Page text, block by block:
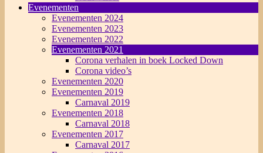
Evenementen
Evenementen 2024
Evenementen 2023
Evenementen 2022
Evenementen 2021
Corona verhalen in boek Locked Down
Corona video’s
Evenementen 2020
Evenementen 2019
Carnaval 2019
Evenementen 2018
Carnaval 2018
Evenementen 2017
Carnaval 2017